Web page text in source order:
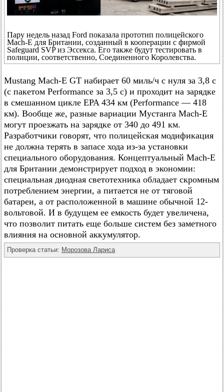
Пару недель назад Ford показала прототип полицейского
Mach-E для Британии, созданный в кооперации с фирмой
Safeguard SVP из Эссекса. Его также будут тестировать в
полиции, соответственно, Соединенного Королевства.
Mustang Mach-E GT набирает 60 миль/ч с нуля за 3,8 с
(с пакетом Performance за 3,5 с) и проходит на зарядке
в смешанном цикле EPA 434 км (Performance — 418
км). Вообще же, разные вариации Мустанга Mach-E
могут проезжать на зарядке от 340 до 491 км.
Разработчики говорят, что полицейская модификация
не должна терять в запасе хода из-за установки
специального оборудования. Концептуальный Mach-E
для Британии демонстрирует подход в экономии:
специальная диодная светотехника обладает скромным
потреблением энергии, а питается не от тяговой
батареи, а от расположенной в машине обычной 12-
вольтовой. И в будущем ее емкость будет увеличена,
что позволит питать еще больше систем без заметного
влияния на основной аккумулятор.
Проверка статьи: Морозова Лариса